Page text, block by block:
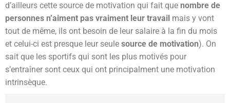
d’ailleurs cette source de motivation qui fait que nombre de
personnes n’aiment pas vraiment leur travail mais y vont
tout de même, ils ont besoin de leur salaire à la fin du mois
et celui-ci est presque leur seule source de motivation). On
sait que les sportifs qui sont les plus motivés pour
s’entraîner sont ceux qui ont principalment une motivation
intrinsèque.